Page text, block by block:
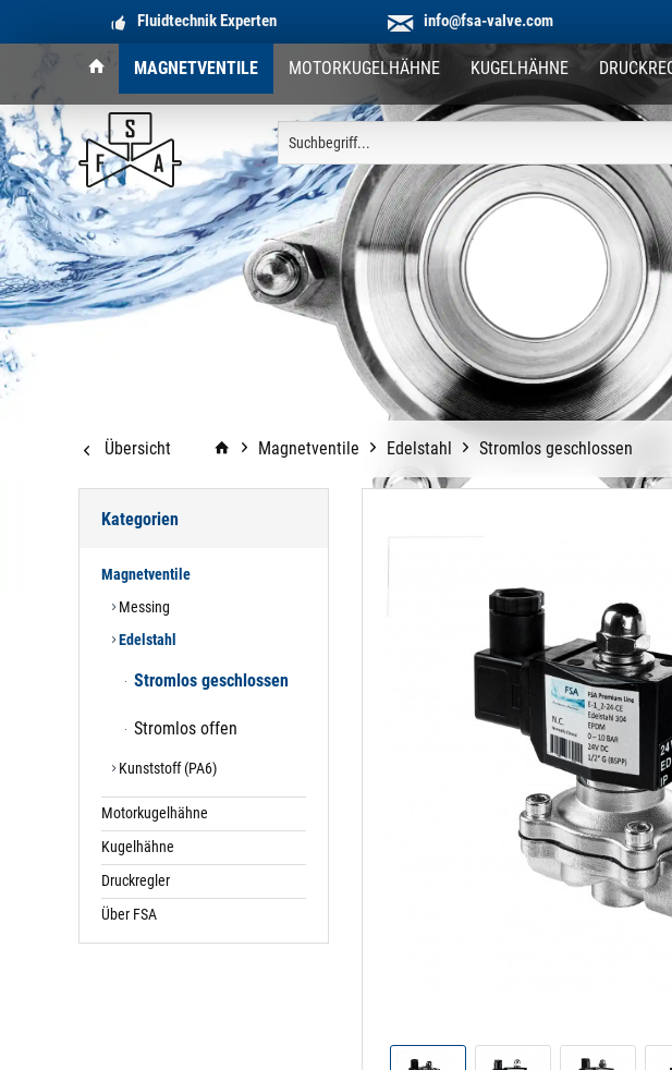
Fluidtechnik Experten info@fsa-valve.com
MAGNETVENTILE MOTORKUGELHÄHNE KUGELHÄHNE
Übersicht Magnetventile Edelstahl Stromlos geschlossen
Kategorien
Magnetventile
Messing
Edelstahl
Stromlos geschlossen
Stromlos offen
Kunststoff (PA6)
Motorkugelhähne
Kugelhähne
Druckregler
Über FSA